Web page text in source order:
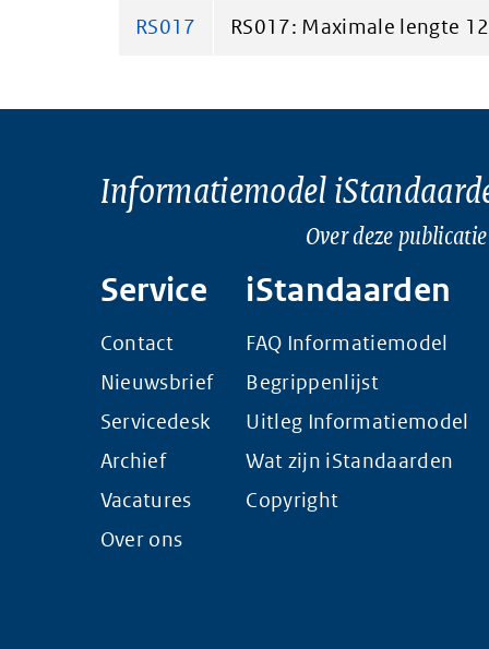
RS017 RS017: Maximale lengte
Informatiemodel
Over deze publicatie
Service
Contact
Nieuwsbrief
Servicedesk
Archief
Vacatures
Over ons
iStandaarden
FAQ Informatiemodel
Begrippenlijst
Uitleg Informatiemodel
Wat zijn iStandaarden
Copyright